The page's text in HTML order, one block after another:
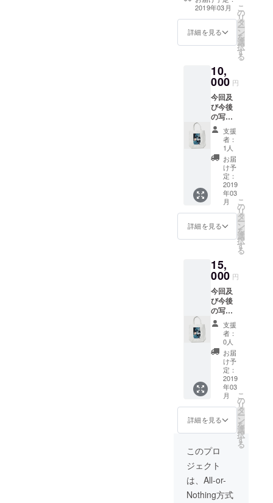
2019年03月
詳細を見る
こ
の
リ
タ
ー
ン
を
選
択
す
る
10,
000 円
今回及
び今後
の写真
展来場
無料権
提供 今
回の写
真集提
供、写
真展当
日のヘ
アセッ
ト＆
ブース
撮影可
能 オリ
トート
バッグ
提供
支援
者：
1人
お届
け予
定：
2019
年03
月
詳細を見る
こ
の
リ
タ
ー
ン
を
選
択
す
る
15,
000 円
今回及
び今後
の写真
展来場
無料権
提供 今
回の写
真集提
供、写
真展当
日のヘ
アセッ
ト＆
ブース
撮影可
能 オリ
ジナル
トート
バッグ
提供 未
公開写
真公開
支援
者：
0人
お届
け予
定：
2019
年03
月
詳細を見る
こ
の
リ
タ
ー
ン
を
選
択
す
る
このプロ
ジェクト
は、All-or-
Nothing方式